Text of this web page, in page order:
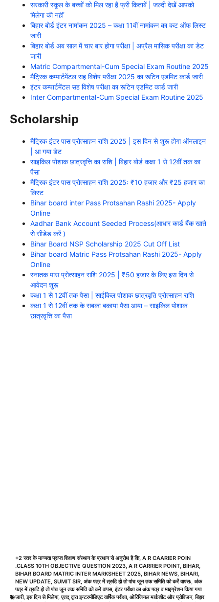
सरकारी स्कूल के बच्चों को मिल रहा है फ्री किताबें | जल्दी देखें आपको
मिलेगा की नहीं
बिहार बोर्ड इंटर नामांकन 2025 – कक्षा 11वीं नामांकन का कट ऑफ लिस्ट
जारी
बिहार बोर्ड अब साल में चार बार होगा परीक्षा | अप्रैल मासिक परीक्षा का डेट
जारी
Matric Compartmental-Cum Special Exam Routine 2025
मैट्रिक कम्पार्टमेंटल सह विशेष परीक्षा 2025 का रूटिन एडमिट कार्ड जारी
इंटर कम्पार्टमेंटल सह विशेष परीक्षा का रूटिन एडमिट कार्ड जारी
Inter Compartmental-Cum Special Exam Routine 2025
Scholarship
मैट्रिक इंटर पास प्रोत्साहन राशि 2025 | इस दिन से शुरू होगा ऑनलाइन
| आ गया डेट
साइकिल पोशाक छात्रवृत्ति का राशि | बिहार बोर्ड कक्षा 1 से 12वीं तक का
पैसा
मैट्रिक इंटर पास प्रोत्साहन राशि 2025: ₹10 हजार और ₹25 हजार का
लिस्ट
Bihar board inter Pass Protsahan Rashi 2025- Apply
Online
Aadhar Bank Account Seeded Process(आधार कार्ड बैंक खाते
से सीडेड करें )
Bihar Board NSP Scholarship 2025 Cut Off List
Bihar board Matric Pass Protsahan Rashi 2025- Apply
Online
स्नातक पास प्रोत्साहन राशि 2025 | ₹50 हजार के लिए इस दिन से
आवेदन शुरू
कक्षा 1 से 12वीं तक पैसा | साईकिल पोशाक छात्रवृति प्रोत्साहन राशि
कक्षा 1 से 12वीं तक के सबका बकाया पैसा आया – साइकिल पोशाक
छात्रवृत्ति का पैसा
+2 स्तर के मान्यता प्राप्त शिक्षण संस्थान के प्रधान से अनुरोध है कि, A R CAARIER POIN
.CLASS 10TH OBJECTIVE QUESTION 2023, A R CARRIER POINT, BIHAR,
BIHAR BOARD MATRIC INTER MARKSHEET 2025, BIHAR NEWS, BIHARI,
NEW UPDATE, SUMIT SIR, अंक पत्र में त्रुटि हो तो पांच जून तक समिति को करें वापसः, अंक
पत्र में त्रुटि हो तो पांच जून तक समिति को करें वापस,इंटर परीक्षा का अंक पत्र व माइग्रेशन किया गया
जारी,इस दिन से मिलेगा,एतद् द्वारा इन्टरमीडिएट वार्षिक परीक्षा, ओरिजिनल मार्कशीट और प्रोविजन,बिहार